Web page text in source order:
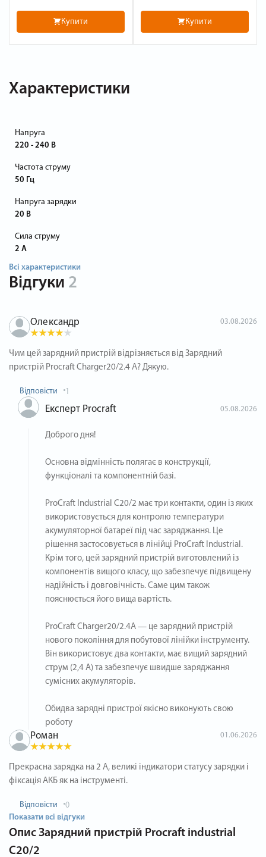
Купити Купити
Характеристики
Напруга
220 - 240 В
Частота струму
50 Гц
Напруга зарядки
20 В
Сила струму
2 А
Всі характеристики
Відгуки 2
Олександр 03.08.2026
Чим цей зарядний пристрій відрізняється від Зарядний
пристрій Procraft Charger20/2.4 А? Дякую.
Відповісти 1
Експерт Procraft 05.08.2026
Доброго дня!
Основна відмінність полягає в конструкції,
функціоналі та компонентній базі.
ProCraft Industrial C20/2 має три контакти, один із яких
використовується для контролю температури
акумуляторної батареї під час заряджання. Це
рішення застосовується в лінійці ProCraft Industrial.
Крім того, цей зарядний пристрій виготовлений із
компонентів вищого класу, що забезпечує підвищену
надійність і довговічність. Саме цим також
пояснюється його вища вартість.
ProCraft Charger20/2.4A — це зарядний пристрій
нового покоління для побутової лінійки інструменту.
Він використовує два контакти, має вищий зарядний
струм (2,4 А) та забезпечує швидше заряджання
сумісних акумуляторів.
Обидва зарядні пристрої якісно виконують свою
роботу
Роман 01.06.2026
Прекрасна зарядка на 2 А, великі індикатори статусу зарядки і
фіксація АКБ як на інструменті.
Відповісти
0
Показати всі відгуки
Опис Зарядний пристрій Procraft industrial
C20/2